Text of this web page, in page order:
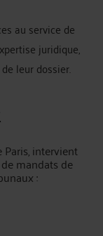
au service de
juridique,
leur dossier.
Paris, intervient
mandats de
: